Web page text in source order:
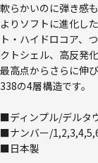
軟らかいのに弾き感
よりソフトに進化し
ト・ハイドロコア、
クトシェル、高反発
最高点からさらに伸
338の4層構造です。
■ディンプル/デルタ
■ナンバー/
■日本製